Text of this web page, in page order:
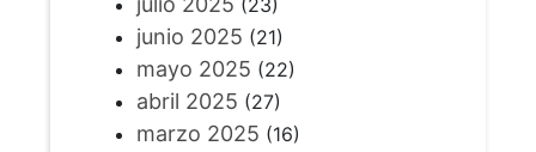
(23)
junio 2025 (21)
mayo 2025 (22)
abril 2025 (27)
marzo 2025 (16)